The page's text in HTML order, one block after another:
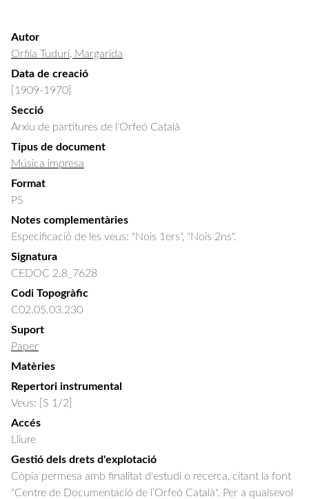
Autor
Orfila Tudurí, Margarida
Data de creació
[1909-1970]
Secció
Arxiu de partitures de l'Orfeó Català
Tipus de document
Música impresa
Format
PS
Notes complementàries
Especificació de les veus: "Nois 1ers", "Nois 2ns".
Signatura
CEDOC 2.8_7628
Codi Topogràfic
C02.05.03.230
Suport
Paper
Matèries
Repertori instrumental
Veus: [S 1/2]
Accés
Lliure
Gestió dels drets d'explotació
Còpia permesa amb finalitat d'estudi o recerca, citant la font
"Centre de Documentació de l’Orfeó Català". Per a qualsevol